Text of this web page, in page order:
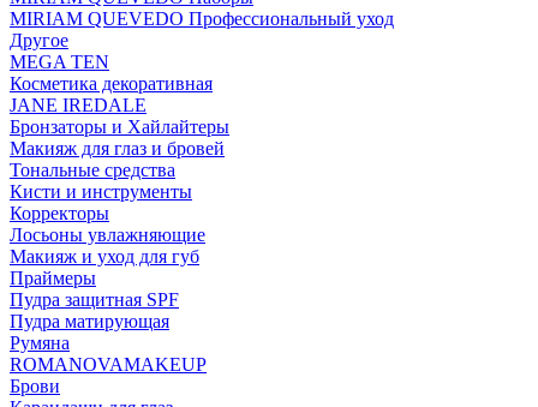
MIRIAM QUEVEDO Профессиональный уход
Другое
MEGA TEN
Косметика декоративная
JANE IREDALE
Бронзаторы и Хайлайтеры
Макияж для глаз и бровей
Тональные средства
Кисти и инструменты
Корректоры
Лосьоны увлажняющие
Макияж и уход для губ
Праймеры
Пудра защитная SPF
Пудра матирующая
Румяна
ROMANOVAMAKEUP
Брови